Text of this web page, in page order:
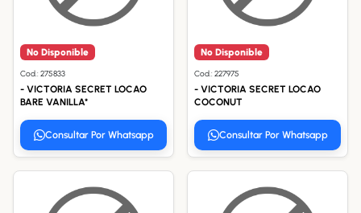
No Disponible
Cod.: 275833
- VICTORIA SECRET LOCAO
BARE VANILLA*
Consultar Por Whatsapp
No Disponible
Cod.: 227975
- VICTORIA SECRET LOCAO
COCONUT
Consultar Por Whatsapp